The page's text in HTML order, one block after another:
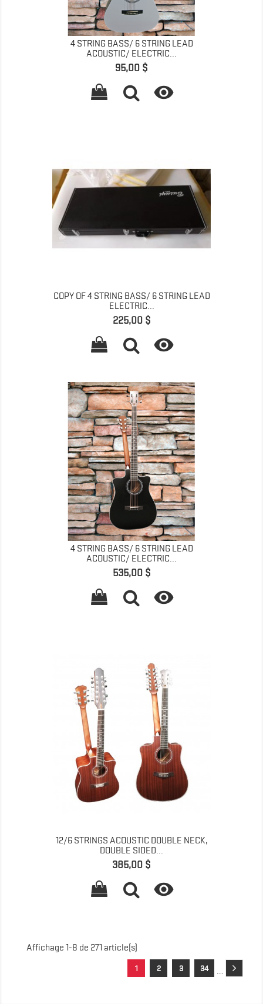
4 STRING BASS/ 6 STRING LEAD
ACOUSTIC/ ELECTRIC...
Prix
95,00 $

COPY OF 4 STRING BASS/ 6 STRING LEAD
ELECTRIC...
Prix
225,00 $

4 STRING BASS/ 6 STRING LEAD
ACOUSTIC/ ELECTRIC...
Prix
535,00 $

12/6 STRINGS ACOUSTIC DOUBLE NECK,
DOUBLE SIDED...
Prix
385,00 $

Affichage 1-8 de 271 article(s)
1 2 3 …
34